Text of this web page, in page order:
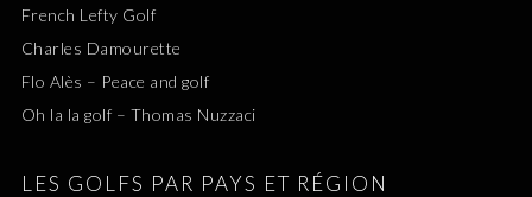
French Lefty Golf
Charles Damourette
Flo Alès – Peace and golf
Oh la la golf – Thomas Nuzzaci
LES GOLFS PAR PAYS ET RÉGION